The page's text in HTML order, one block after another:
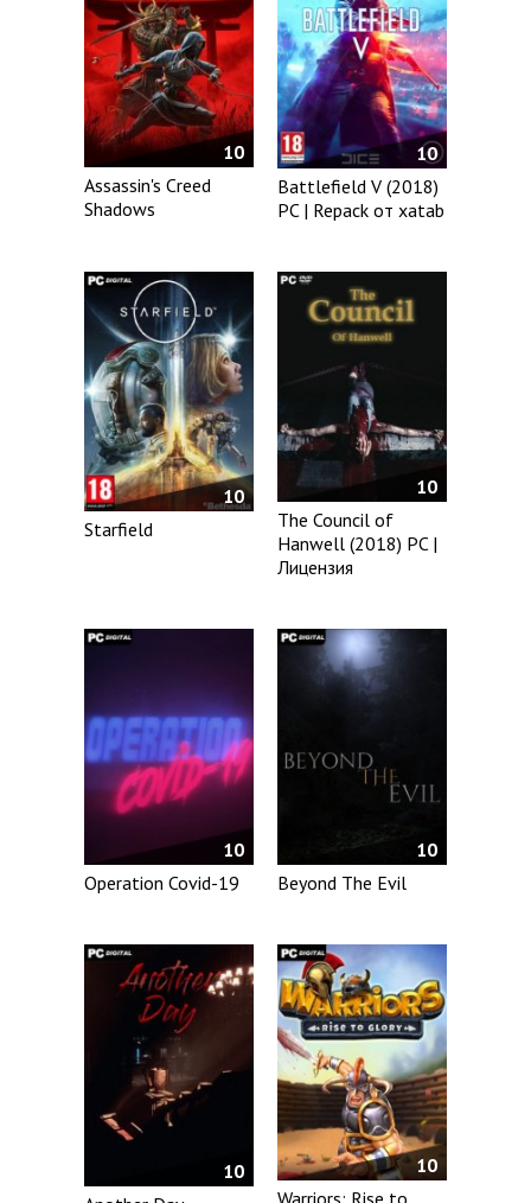
10
Assassin's Creed
Shadows
10
Battlefield V (2018)
PC | Repack от xatab
10
Starfield
10
The Council of
Hanwell (2018) PC |
Лицензия
10
Operation Covid-19
10
Beyond The Evil
10
10
Warriors: Rise to